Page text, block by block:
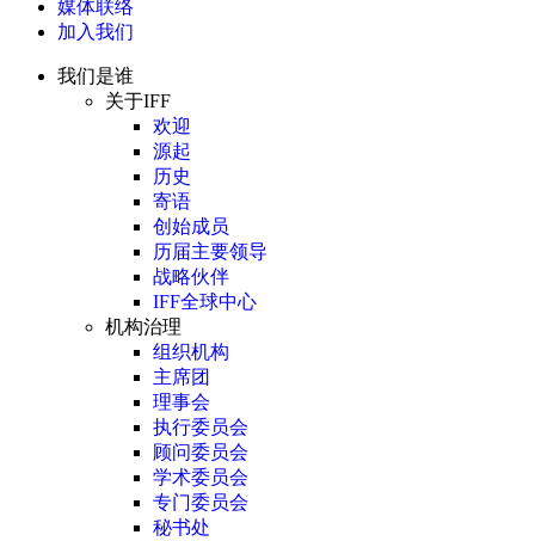
媒体联络
加入我们
我们是谁
关于IFF
欢迎
源起
历史
寄语
创始成员
历届主要领导
战略伙伴
IFF全球中心
机构治理
组织机构
主席团
理事会
执行委员会
顾问委员会
学术委员会
专门委员会
秘书处